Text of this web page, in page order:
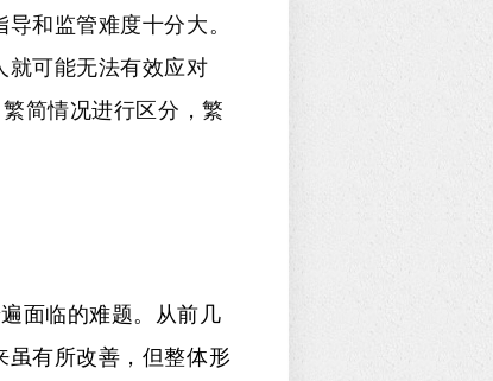
和监管难度十分大。
就可能无法有效应对
简情况进行区分，繁
面临的难题。从前几
虽有所改善，但整体形